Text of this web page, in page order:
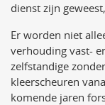
dienst zijn
Er worden niet
verhouding vast-
zelfstandige
kleerscheuren
komende jaren